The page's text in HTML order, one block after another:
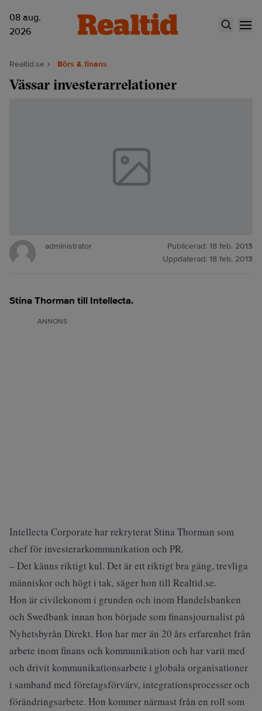
08 aug.
2026
Realtid.se Börs & finans
Vässar investerarrelationer
administrator Publicerad: 18 feb. 2013
Uppdaterad: 18 feb. 2013
Stina Thorman till Intellecta.
ANNONS
Intellecta Corporate har rekryterat Stina Thorman som
chef för investerarkommunikation och PR.
– Det känns riktigt kul. Det är ett riktigt bra gäng, trevliga
människor och högt i tak, säger hon till Realtid.se.
Hon är civilekonom i grunden och inom Handelsbanken
och Swedbank innan hon började som finansjournalist på
Nyhetsbyrån Direkt. Hon har mer än 20 års erfarenhet från
arbete inom finans och kommunikation och har varit med
och drivit kommunikationsarbete i globala organisationer
i samband med företagsförvärv, integrationsprocesser och
förändringsarbete. Hon kommer närmast från en roll som